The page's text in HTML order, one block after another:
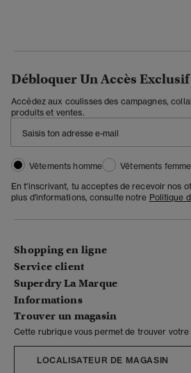
Débloquer Un Accès Exclusif
Accédez aux coulisses des campagnes,
produits et ventes.
Vêtements homme
Vêtements femme
En t'inscrivant, tu acceptes de recevoir nos
plus d'informations, consulte notre Politique
Shopping en ligne
Service client
Superdry La Marque
Informations
Trouver un magasin
Cette rubrique vous permet de trouver
LOCALISATEUR DE MAGASIN